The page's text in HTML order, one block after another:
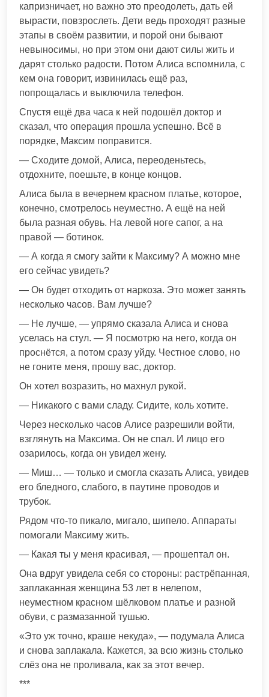
капризничает, но важно это преодолеть, дать ей
вырасти, повзрослеть. Дети ведь проходят разные
этапы в своём развитии, и порой они бывают
невыносимы, но при этом они дают силы жить и
дарят столько радости. Потом Алиса вспомнила, с
кем она говорит, извинилась ещё раз,
попрощалась и выключила телефон.
Спустя ещё два часа к ней подошёл доктор и
сказал, что операция прошла успешно. Всё в
порядке, Максим поправится.
— Сходите домой, Алиса, переоденьтесь,
отдохните, поешьте, в конце концов.
Алиса была в вечернем красном платье, которое,
конечно, смотрелось неуместно. А ещё на ней
была разная обувь. На левой ноге сапог, а на
правой — ботинок.
— А когда я смогу зайти к Максиму? А можно мне
его сейчас увидеть?
— Он будет отходить от наркоза. Это может занять
несколько часов. Вам лучше?
— Не лучше, — упрямо сказала Алиса и снова
уселась на стул. — Я посмотрю на него, когда он
проснётся, а потом сразу уйду. Честное слово, но
не гоните меня, прошу вас, доктор.
Он хотел возразить, но махнул рукой.
— Никакого с вами сладу. Сидите, коль хотите.
Через несколько часов Алисе разрешили войти,
взглянуть на Максима. Он не спал. И лицо его
озарилось, когда он увидел жену.
— Миш… — только и смогла сказать Алиса, увидев
его бледного, слабого, в паутине проводов и
трубок.
Рядом что-то пикало, мигало, шипело. Аппараты
помогали Максиму жить.
— Какая ты у меня красивая, — прошептал он.
Она вдруг увидела себя со стороны: растрёпанная,
заплаканная женщина 53 лет в нелепом,
неуместном красном шёлковом платье и разной
обуви, с размазанной тушью.
«Это уж точно, краше некуда», — подумала Алиса
и снова заплакала. Кажется, за всю жизнь столько
слёз она не проливала, как за этот вечер.
***